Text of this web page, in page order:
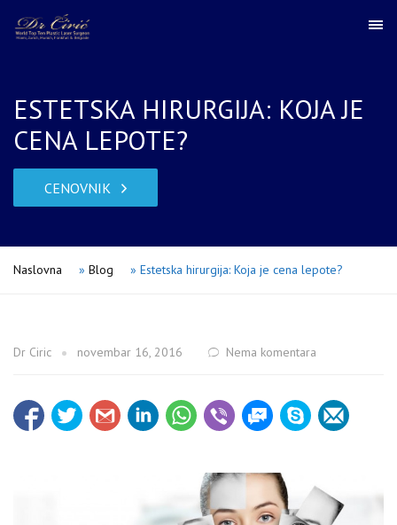
ESTETSKA HIRURGIJA: KOJA JE
CENA LEPOTE?
CENOVNIK
Naslovna » Blog » Estetska hirurgija: Koja je cena lepote?
Dr Ciric novembar 16, 2016 Nema komentara